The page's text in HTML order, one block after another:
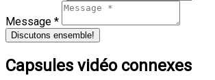
Message *
Discutons ensemble!
Capsules vidéo connexes